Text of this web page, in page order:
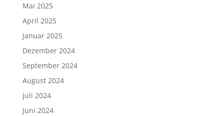
Mai 2025
April 2025
Januar 2025
Dezember 2024
September 2024
August 2024
Juli 2024
Juni 2024